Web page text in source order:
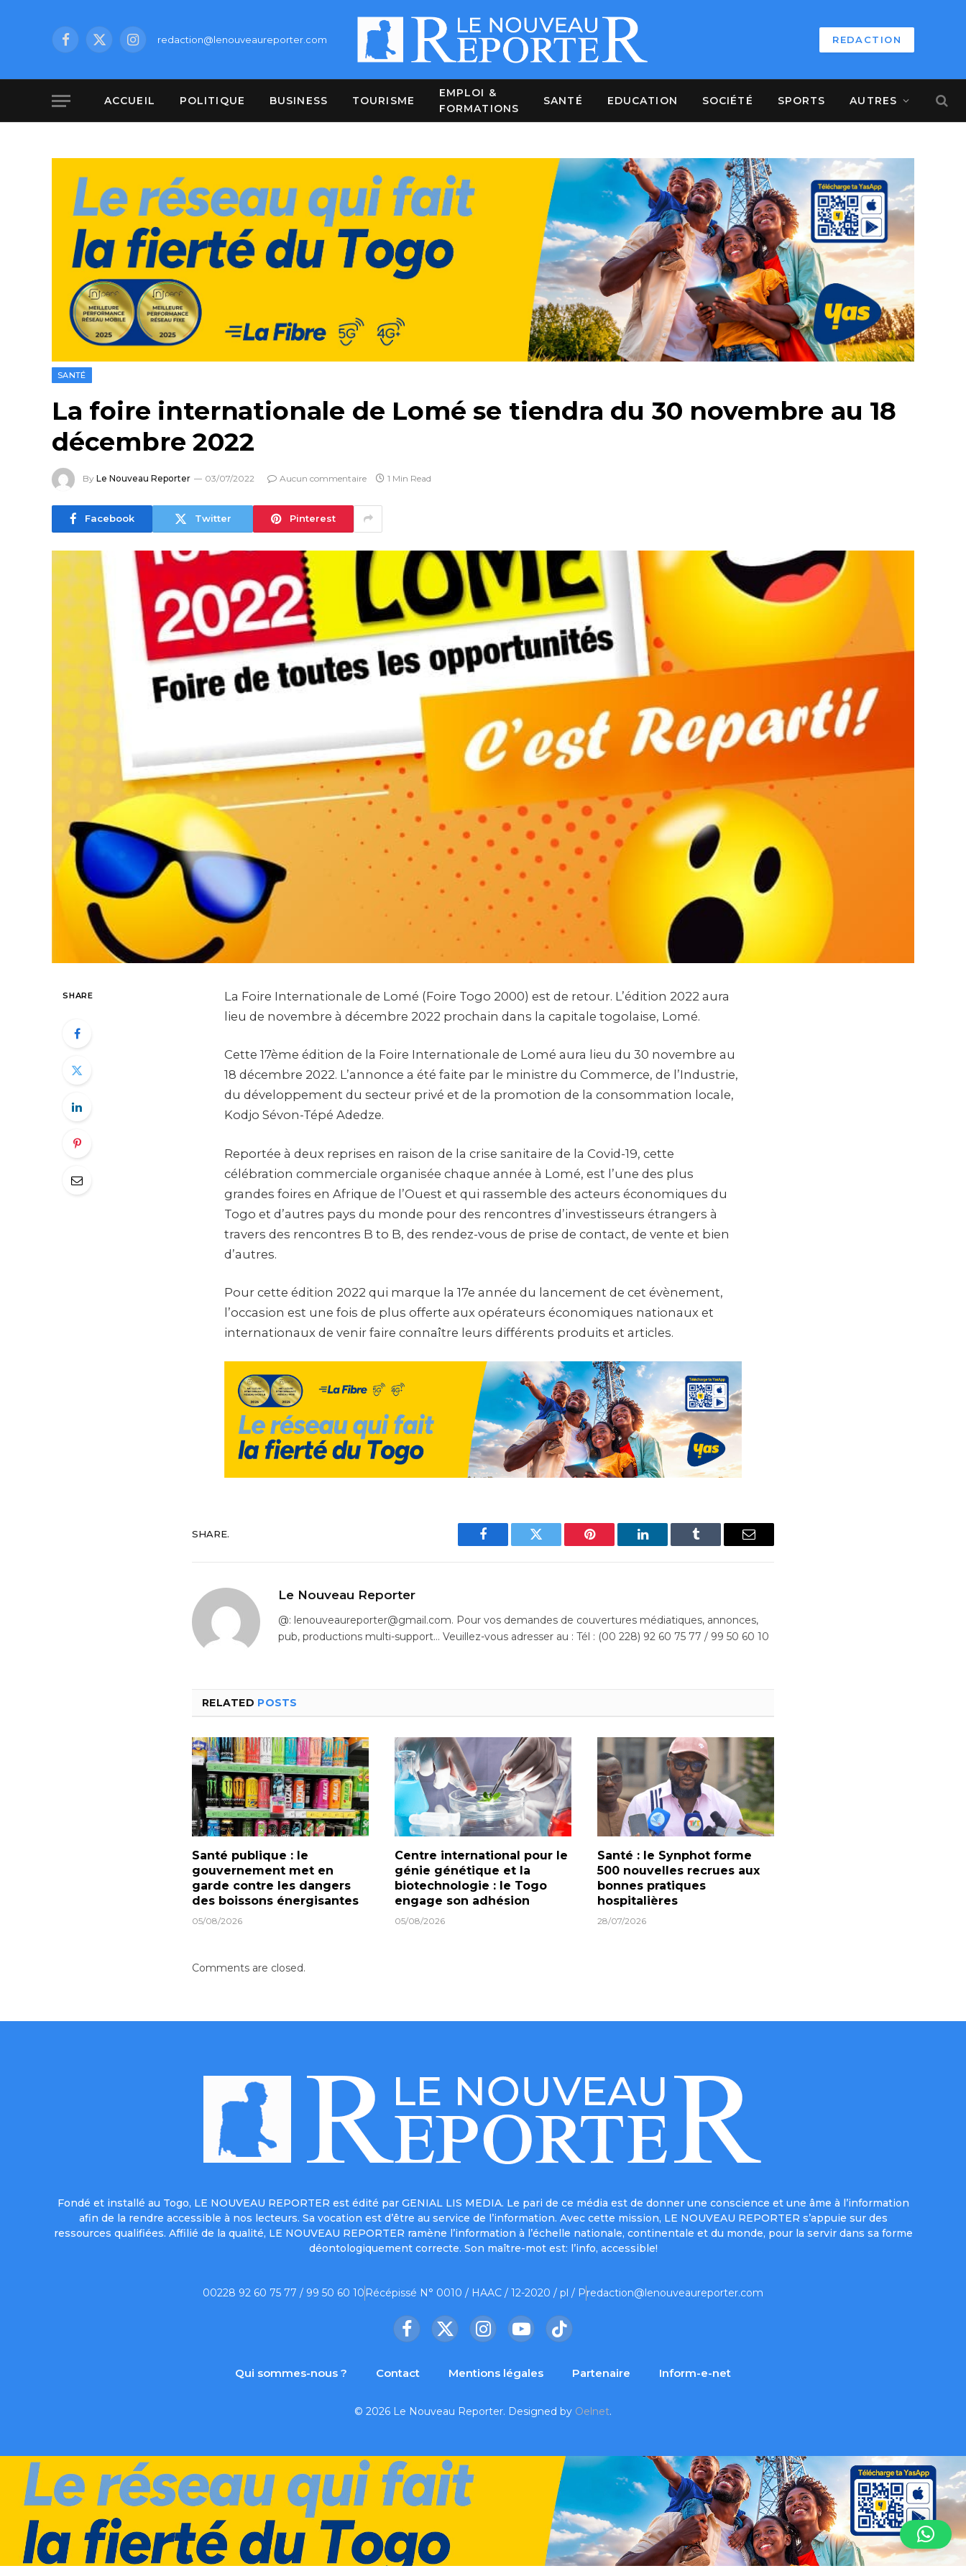
Facebook
X
Instagramredaction@lenouveaureporter.com REDACTION
ACCUEIL POLITIQUE BUSINESS TOURISME
EMPLOI &
FORMATIONS
SANTÉ EDUCATION SOCIÉTÉ SPORTS AUTRES
SANTÉ
La foire internationale de Lomé se tiendra du 30 novembre au 18
décembre 2022
By Le Nouveau Reporter 03/07/2022 Aucun commentaire 1 Min Read
Facebook Twitter Pinterest
SHARE
La Foire Internationale de Lomé (Foire Togo 2000) est de retour. L’édition 2022 aura
lieu de novembre à décembre 2022 prochain dans la capitale togolaise, Lomé.
Cette 17ème édition de la Foire Internationale de Lomé aura lieu du 30 novembre au
18 décembre 2022. L’annonce a été faite par le ministre du Commerce, de l’Industrie,
du développement du secteur privé et de la promotion de la consommation locale,
Kodjo Sévon-Tépé Adedze.
Reportée à deux reprises en raison de la crise sanitaire de la Covid-19, cette
célébration commerciale organisée chaque année à Lomé, est l’une des plus
grandes foires en Afrique de l’Ouest et qui rassemble des acteurs économiques du
Togo et d’autres pays du monde pour des rencontres d’investisseurs étrangers à
travers des rencontres B to B, des rendez-vous de prise de contact, de vente et bien
d’autres.
Pour cette édition 2022 qui marque la 17e année du lancement de cet évènement,
l’occasion est une fois de plus offerte aux opérateurs économiques nationaux et
internationaux de venir faire connaître leurs différents produits et articles.
SHARE.
Facebook Twitter Pinterest LinkedIn Tumblr Email
Le Nouveau Reporter
@: lenouveaureporter@gmail.com. Pour vos demandes de couvertures médiatiques, annonces,
pub, productions multi-support… Veuillez-vous adresser au : Tél : (00 228) 92 60 75 77 / 99 50 60 10
RELATED POSTS
Santé publique : le
gouvernement met en
garde contre les dangers
des boissons énergisantes
05/08/2026
Centre international pour le
génie génétique et la
biotechnologie : le Togo
engage son adhésion
05/08/2026
Santé : le Synphot forme
500 nouvelles recrues aux
bonnes pratiques
hospitalières
28/07/2026
Comments are closed.
Fondé et installé au Togo, LE NOUVEAU REPORTER est édité par GENIAL LIS MEDIA. Le pari de ce média est de donner une conscience et une âme à l’information
afin de la rendre accessible à nos lecteurs. Sa vocation est d’être au service de l’information. Avec cette mission, LE NOUVEAU REPORTER s’appuie sur des
ressources qualifiées. Affilié de la qualité, LE NOUVEAU REPORTER ramène l’information à l’échelle nationale, continentale et du monde, pour la servir dans sa forme
déontologiquement correcte. Son maître-mot est: l’info, accessible!
00228 92 60 75 77 / 99 50 60 10 Récépissé N° 0010 / HAAC / 12-2020 / pl / Predaction@lenouveaureporter.com
Facebook
X
InstagramYouTubeTikTok
Qui sommes-nous ? Contact Mentions légales Partenaire Inform-e-net
© 2026 Le Nouveau Reporter. Designed by Oelnet.